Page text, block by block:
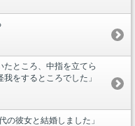
ところ、中指を立てら
をするところでした」
彼女と結婚しました」